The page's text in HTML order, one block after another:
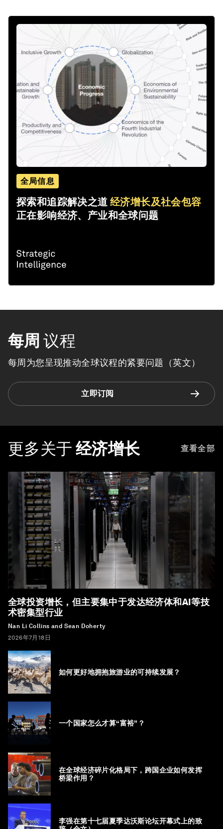
全局信息
探索和追踪解决之道经济增长及社会包容
正在影响经济、产业和全球问题
每周 议程
每周为您呈现推动全球议程的紧要问题（英文）
立即订阅
更多关于 经济增长 查看全部
全球投资增长，但主要集中于发达经济体和AI等技
术密集型行业
Nan Li Collins and Sean Doherty
2026年7月18日
如何更好地拥抱旅游业的可持续发展？
一个国家怎么才算“富裕”？
在全球经济碎片化格局下，跨国企业如何发挥
桥梁作用？
李强在第十七届夏季达沃斯论坛开幕式上的致